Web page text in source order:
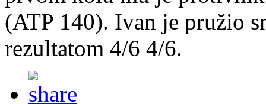
(ATP 140). Ivan je pružio
rezultatom 4/6 4/6.